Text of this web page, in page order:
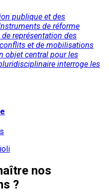
publique et des
de réforme
représentation des
et de mobilisations
objet central pour les
interroge les
nos
?